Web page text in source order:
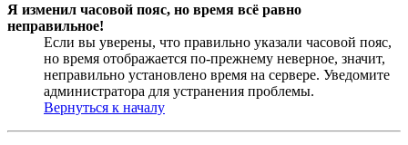
Я изменил часовой пояс, но время всё равно
неправильное!
Если вы уверены, что правильно указали часовой пояс,
но время отображается по-прежнему неверное, значит,
неправильно установлено время на сервере. Уведомите
администратора для устранения проблемы.
Вернуться к началу